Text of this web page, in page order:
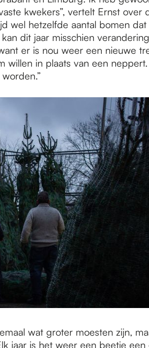
kwekers”, vertelt Ernst over
wel hetzelfde aantal bomen
dit jaar misschien
er is nou weer een nieuwe
willen in plaats van een
wat groter moesten zijn,
jaar is het weer een beetje